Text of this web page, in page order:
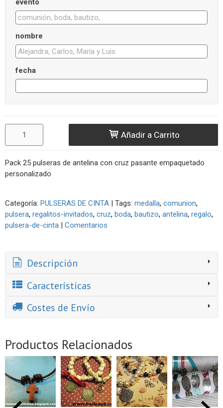
nombre
fecha
Añadir a Carrito
Pack 25 pulseras de antelina con cruz pasante empaquetado
personalizado
Categoría: PULSERAS DE CINTA | Tags: medalla comunion
pulsera regalitos-invitados cruz boda bautizo antelina regalo
pulsera-de-cinta | Comentarios
Descripción
Características
Costes de Envío
Productos Relacionados